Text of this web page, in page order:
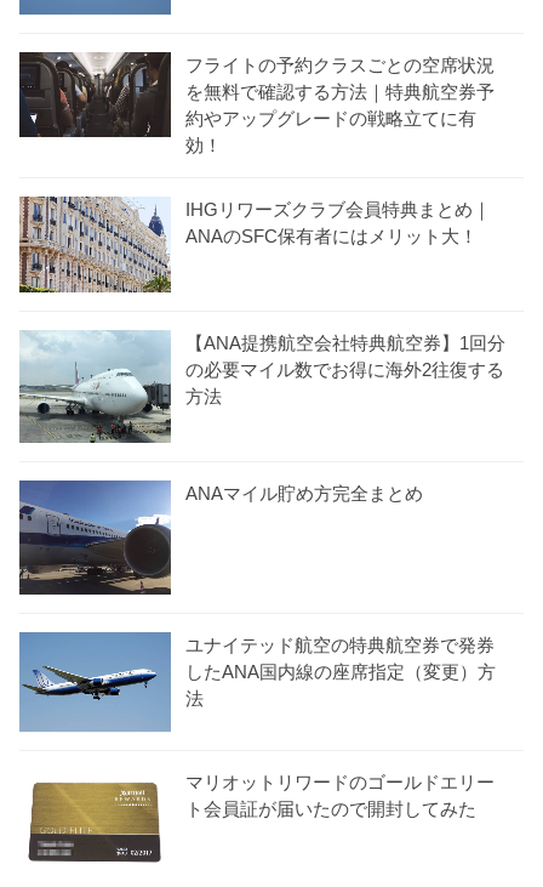
フライトの予約クラスごとの空席状況
を無料で確認する方法｜特典航空券予
約やアップグレードの戦略立てに有
効！
IHGリワーズクラブ会員特典まとめ｜
ANAのSFC保有者にはメリット大！
【ANA提携航空会社特典航空券】1回分
の必要マイル数でお得に海外2往復する
方法
ANAマイル貯め方完全まとめ
ユナイテッド航空の特典航空券で発券
したANA国内線の座席指定（変更）方
法
マリオットリワードのゴールドエリー
ト会員証が届いたので開封してみた